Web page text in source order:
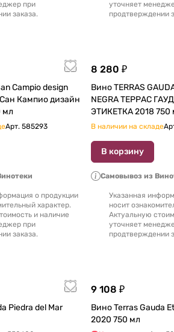
при
заказа.
уточняет
продтверждении
750 мл
Арт. 585293
о продукции
характер.
и наличие
при
заказа.
8 280 ₽
Вино TERRAS
NEGRA ТЕРРАС
ЭТИКЕТКА 2018
В наличии на складе
В корзину
Самовывоз из
Указанная
носит
Актуальную
уточняет
продтверждении
9 108 ₽
Вино Terras Gauda Etiqueta Negra
2020 750 мл